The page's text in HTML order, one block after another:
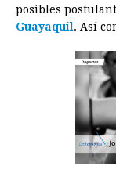
posibles
Guayaquil. Así